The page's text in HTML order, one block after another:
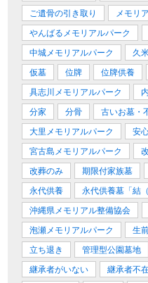
ご遺骨の引き取り
メモリ
やんばるメモリアルパーク
中城メモリアルパーク
久
仮墓
位牌 位牌供養
具志川メモリアルパーク
分家
分骨 古いお墓・
大里メモリアルパーク
安
宮古島メモリアルパーク
改葬のみ
期限付家族墓
永代供養
永代供養墓「結
沖縄県メモリアル整備協会
泡瀬メモリアルパーク
生
立ち退き
管理型公園墓地
継承者がいない
継承者不